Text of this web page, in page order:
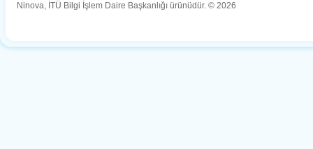
Ninova, İTÜ Bilgi İşlem Daire Başkanlığı ürünüdür. © 2026